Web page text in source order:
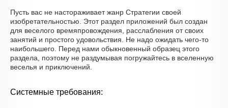
Пусть вас не настораживает жанр Стратегии своей
изобретательностью. Этот раздел приложений был создан
для веселого времяпровождения, расслабления от своих
занятий и простого удовольствия. Не надо ожидать чего-то
наибольшего. Перед нами обыкновенный образец этого
раздела, поэтому не раздумывая погружайтесь в вселенную
веселья и приключений.
Системные требования: